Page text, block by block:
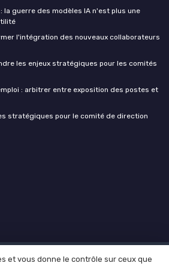
la guerre des modèles IA n'est plus une
l'intégration des nouveaux collaborateurs
les enjeux stratégiques pour les comités
: arbitrer entre exposition des postes et
stratégiques pour le comité de direction
Politique de confidentialité
Grande
et vous donne le contrôle sur ceux que